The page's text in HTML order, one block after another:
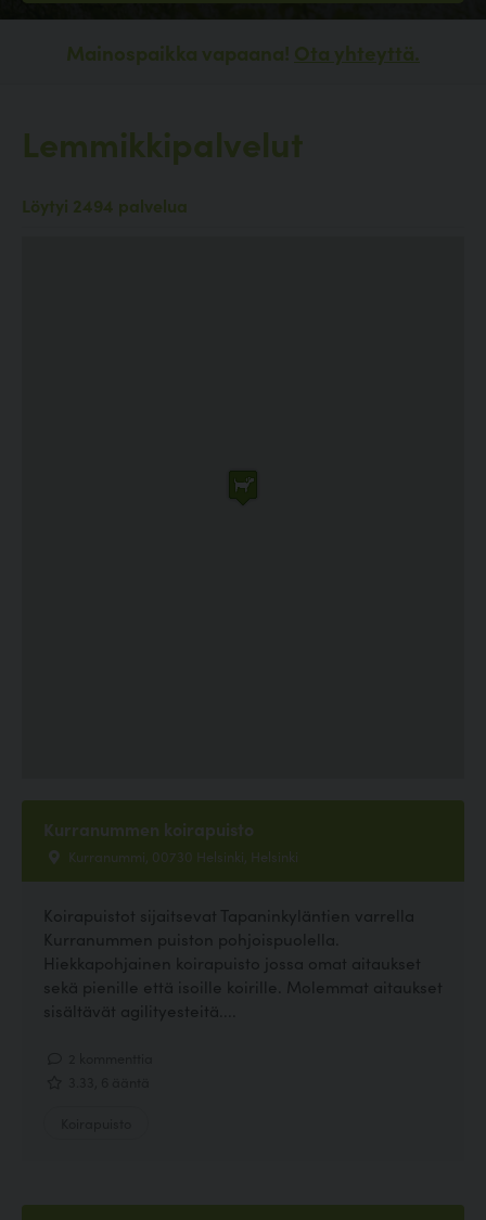
Mainospaikka vapaana! Ota yhteyttä.
Lemmikkipalvelut
Löytyi 2494 palvelua
Kurranummen koirapuisto
Kurranummi, 00730 Helsinki, Helsinki
Koirapuistot sijaitsevat Tapaninkyläntien varrella
Kurranummen puiston pohjoispuolella.
Hiekkapohjainen koirapuisto jossa omat aitaukset
sekä pienille että isoille koirille. Molemmat aitaukset
sisältävät agilityesteitä....